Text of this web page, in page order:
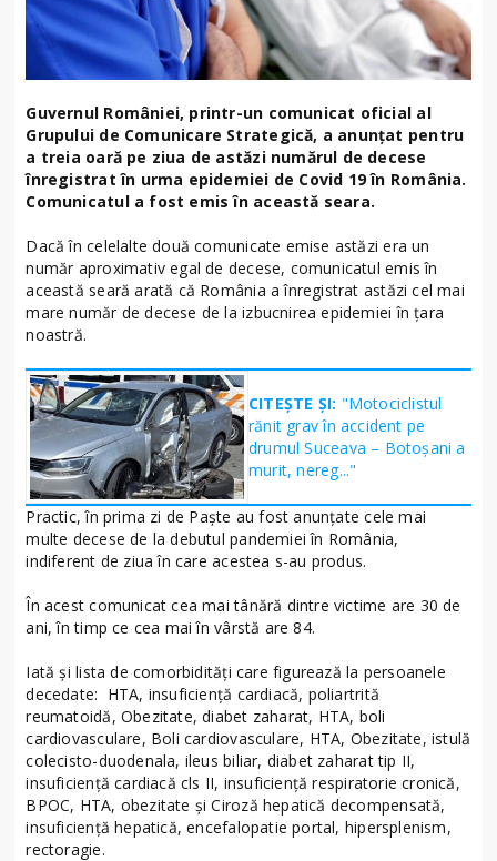
Guvernul României, printr-un comunicat oficial al
Grupului de Comunicare Strategică, a anunțat pentru
a treia oară pe ziua de astăzi numărul de decese
înregistrat în urma epidemiei de Covid 19 în România.
Comunicatul a fost emis în această seara.
Dacă în celelalte două comunicate emise astăzi era un
număr aproximativ egal de decese, comunicatul emis în
această seară arată că România a înregistrat astăzi cel mai
mare număr de decese de la izbucnirea epidemiei în țara
noastră.
CITEȘTE ȘI: "Motociclistul
rănit grav în accident pe
drumul Suceava – Botoșani a
murit, nereg..."
Practic, în prima zi de Paște au fost anunțate cele mai
multe decese de la debutul pandemiei în România,
indiferent de ziua în care acestea s-au produs.
În acest comunicat cea mai tânără dintre victime are 30 de
ani, în timp ce cea mai în vârstă are 84.
Iată și lista de comorbidități care figurează la persoanele
decedate: HTA, insuficiență cardiacă, poliartrită
reumatoidă, Obezitate, diabet zaharat, HTA, boli
cardiovasculare, Boli cardiovasculare, HTA, Obezitate, istulă
colecisto-duodenala, ileus biliar, diabet zaharat tip II,
insuficiență cardiacă cls II, insuficiență respiratorie cronică,
BPOC, HTA, obezitate și Ciroză hepatică decompensată,
insuficiență hepatică, encefalopatie portal, hipersplenism,
rectoragie.